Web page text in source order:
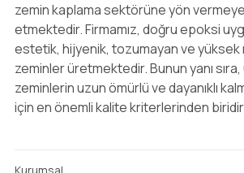
zemin kaplama sektörüne yön
etmektedir. Firmamız, doğru epoksi
estetik, hijyenik, tozumayan ve yüksek
zeminler üretmektedir. Bunun yanı
zeminlerin uzun ömürlü ve dayanıklı
için en önemli kalite kriterlerinden